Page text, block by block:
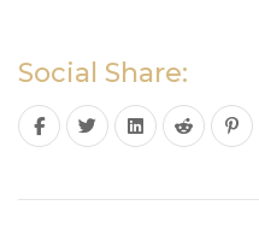
Social Share: